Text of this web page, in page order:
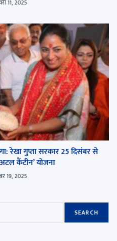
11, 2025
रेखा गुप्ता सरकार 25 दिसंबर से
कैंटीन’ योजना
19, 2025
SEARCH